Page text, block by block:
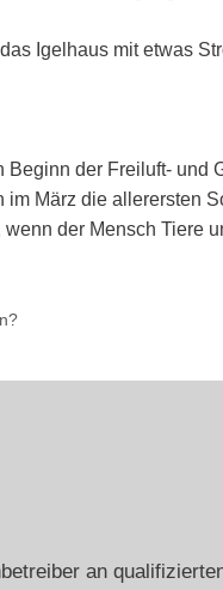
Igelhaus mit etwas
Beginn der Freiluft-
März die allerersten
der Mensch Tiere
an